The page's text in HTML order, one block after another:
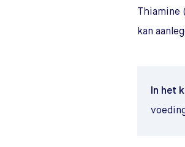
Thiamine
kan
In het